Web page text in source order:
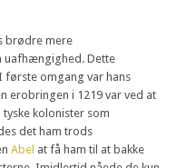
brødre mere
uafhængighed. Dette
første omgang var hans
erobringen i 1219 var ved at
kolonister som
det ham trods
Abel at få ham til at bakke